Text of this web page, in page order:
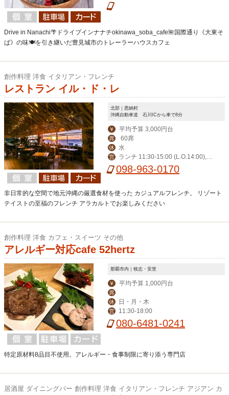
Drive in Nanachi🌴ドライブインナナチokinawa_soba_cafe🌺国際通り《大東そ
ば》の味🍽を引き継いだ豊見城市のトレーラーハウスカフェ
創作料理 洋食 イタリアン・フレンチ
レストラン イル・ド・レ
北部｜恩納村
沖縄自動車道 石川ICから車で8分
￥ 平均予算 3,000円台
席 60席
休 水
営
ランチ 11:30-15:00 (L.O.14:00),デ
ィナー 17:30-23:00 (L.O.21:00)
098-963-0170
非日常的な空間で地元沖縄の厳選食材を使った カジュアルフレンチ。 リゾート
テイストの至福のフレンチ アラカルトでお楽しみください
創作料理 洋食 カフェ・スイーツ その他
アレルギー対応cafe 52hertz
那覇市内｜牧志・安里
￥ 平均予算 1,000円台
席
休
日・月・木
営 11:30-18:00
080-6481-0241
特定原材料8品目不使用。アレルギー・食事制限に寄り添う専門店
居酒屋 ダイニングバー 創作料理 洋食 イタリアン・フレンチ アジアン カ